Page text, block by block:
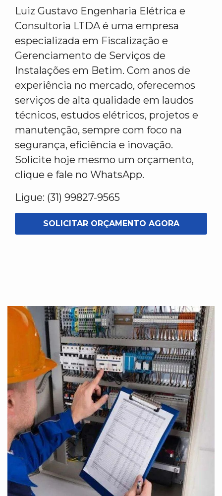
Luiz Gustavo Engenharia Elétrica e
Consultoria LTDA é uma empresa
especializada em Fiscalização e
Gerenciamento de Serviços de
Instalações em Betim. Com anos de
experiência no mercado, oferecemos
serviços de alta qualidade em laudos
técnicos, estudos elétricos, projetos e
manutenção, sempre com foco na
segurança, eficiência e inovação.
Solicite hoje mesmo um orçamento,
clique e fale no WhatsApp.
Ligue: (31) 99827-9565
SOLICITAR ORÇAMENTO AGORA